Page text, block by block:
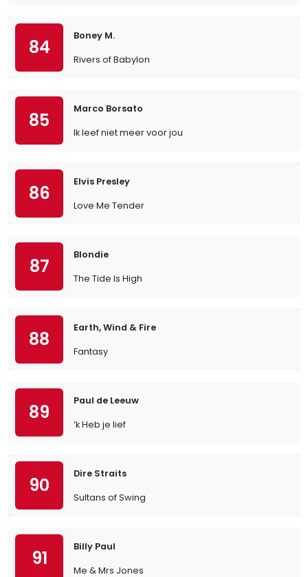
84
Boney M.
Rivers of Babylon
85
Marco Borsato
Ik leef niet meer voor jou
86
Elvis Presley
Love Me Tender
87
Blondie
The Tide Is High
88
Earth, Wind & Fire
Fantasy
89
Paul de Leeuw
’k Heb je lief
90
Dire Straits
Sultans of Swing
91
Billy Paul
Me & Mrs Jones